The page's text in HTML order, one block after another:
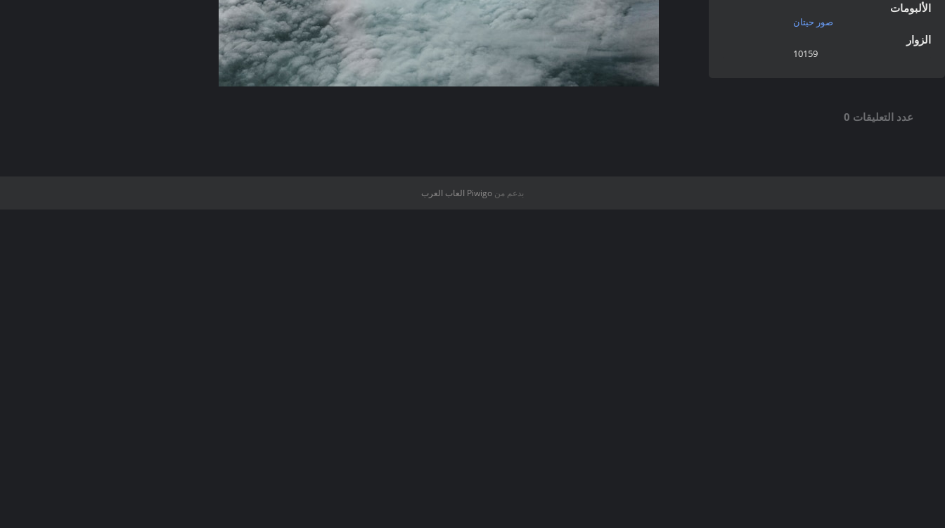
الألبومات
صور حيتان
الزوار
10159
عدد التعليقات 0
بدعم من Piwigo العاب العرب